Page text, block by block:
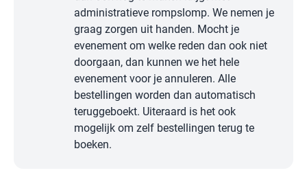
administratieve rompslomp. We nemen je
graag zorgen uit handen. Mocht je
evenement om welke reden dan ook niet
doorgaan, dan kunnen we het hele
evenement voor je annuleren. Alle
bestellingen worden dan automatisch
teruggeboekt. Uiteraard is het ook
mogelijk om zelf bestellingen terug te
boeken.